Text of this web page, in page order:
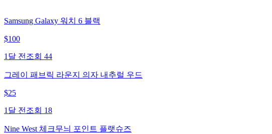
Samsung Galaxy 워치 6 블랙
$100
1달 전 조회 44
그레이 패브릭 라운지 의자 내추럴 우드
$25
1달 전 조회 18
Nine West 체크무늬 포인트 플랫슈즈